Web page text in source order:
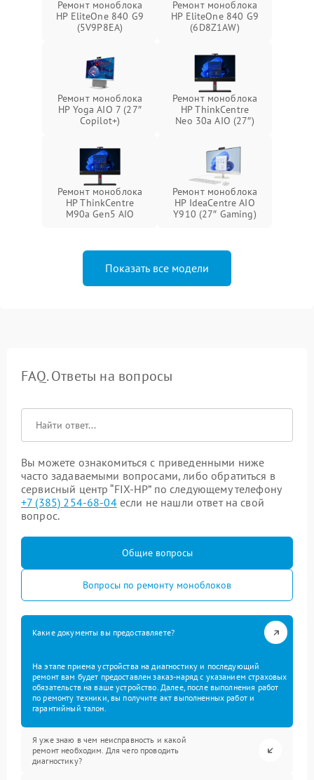
Ремонт моноблока
HP EliteOne 840 G9
(5V9P8EA)
Ремонт моноблока
HP EliteOne 840 G9
(6D8Z1AW)
Ремонт моноблока
HP Yoga AIO 7 (27″
Copilot+)
Ремонт моноблока
HP ThinkCentre
Neo 30a AIO (27″)
Ремонт моноблока
HP ThinkCentre
M90a Gen5 AIO
Ремонт моноблока
HP IdeaCentre AIO
Y910 (27″ Gaming)
Показать все модели
FAQ. Ответы на вопросы
Вы можете ознакомиться с приведенными ниже
часто задаваемыми вопросами, либо обратиться в
сервисный центр “FIX-HP” по следующему телефону
+7 (385) 254-68-04если не нашли ответ на свой
вопрос.
Общие вопросы
Вопросы по ремонту моноблоков
Какие документы вы предоставляете?
На этапе приема устройства на диагностику и последующий
ремонт вам будет предоставлен заказ-наряд с указанием страховых
обязательств на ваше устройство. Далее, после выполнения работ
по ремонту техники, вы получите акт выполненных работ и
гарантийный талон.
Я уже знаю в чем неисправность и какой
ремонт необходим. Для чего проводить
диагностику?